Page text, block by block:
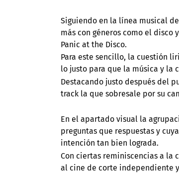
Siguiendo en la línea musical
más con géneros como el disco
Panic at the Disco.
Para este sencillo, la cuestión
lo justo para que la música y la
Destacando justo después del
track la que sobresale por su
En el apartado visual la
preguntas que respuestas y
intención tan bien lograda.
Con ciertas reminiscencias a
al cine de corte independiente